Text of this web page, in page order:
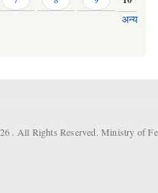
अन्य
. All Rights Reserved. Ministry of